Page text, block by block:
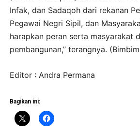
Infak, dan Sadaqoh dari rekanan
Pegawai Negri Sipil, dan
harapkan peran serta masyarakat
pembangunan,” terangnya.
Editor : Andra Permana
Bagikan ini: